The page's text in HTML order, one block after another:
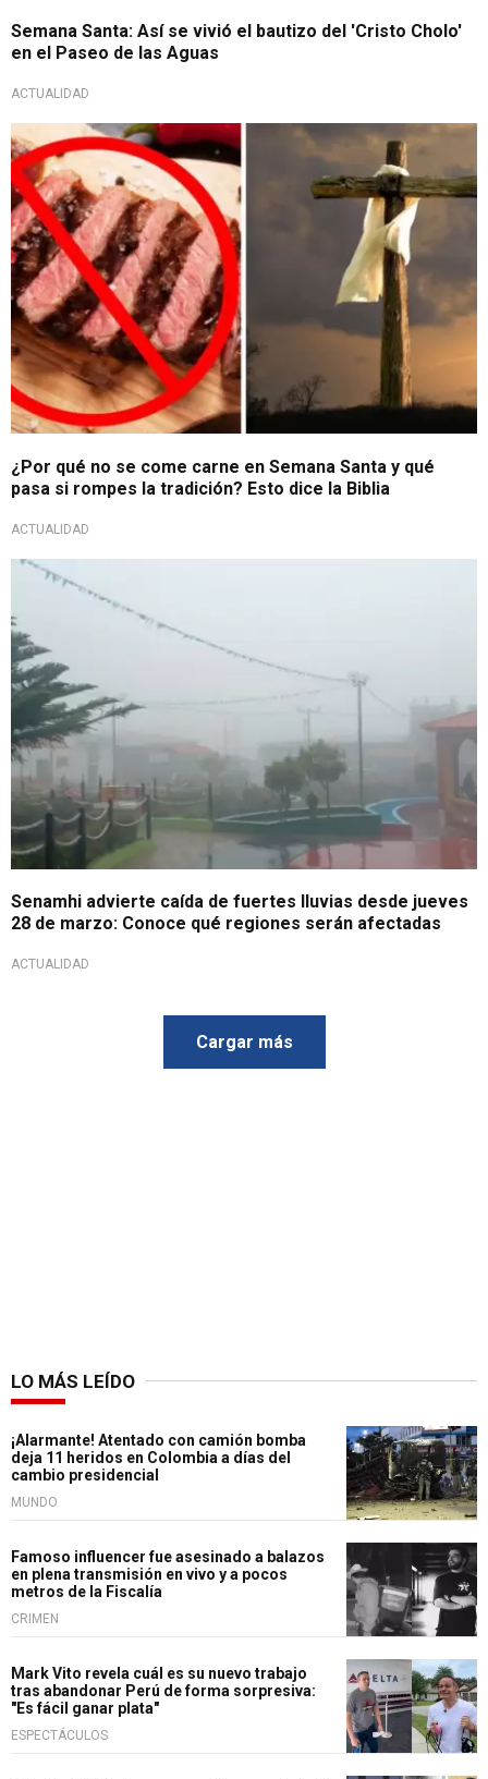
Semana Santa: Así se vivió el bautizo del 'Cristo Cholo'
en el Paseo de las Aguas
ACTUALIDAD
¿Por qué no se come carne en Semana Santa y qué
pasa si rompes la tradición? Esto dice la Biblia
ACTUALIDAD
Aviso meteoreológico
Senamhi advierte caída de fuertes lluvias desde jueves
28 de marzo: Conoce qué regiones serán afectadas
ACTUALIDAD
Cargar más
LO MÁS LEÍDO
¡Alarmante! Atentado con camión bomba
deja 11 heridos en Colombia a días del
cambio presidencial
MUNDO
Famoso influencer fue asesinado a balazos
en plena transmisión en vivo y a pocos
metros de la Fiscalía
CRIMEN
Mark Vito revela cuál es su nuevo trabajo
tras abandonar Perú de forma sorpresiva:
"Es fácil ganar plata"
ESPECTÁCULOS